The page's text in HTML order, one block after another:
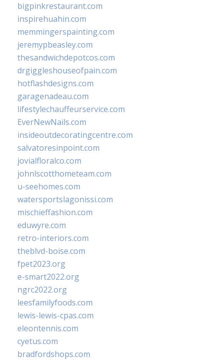
bigpinkrestaurant.com
inspirehuahin.com
memmingerspainting.com
jeremypbeasley.com
thesandwichdepotcos.com
drgiggleshouseofpain.com
hotflashdesigns.com
garagenadeau.com
lifestylechauffeurservice.com
EverNewNails.com
insideoutdecoratingcentre.com
salvatoresinpoint.com
jovialfloralco.com
johnlscotthometeam.com
u-seehomes.com
watersportslagonissi.com
mischieffashion.com
eduwyre.com
retro-interiors.com
theblvd-boise.com
fpet2023.org
e-smart2022.org
ngrc2022.org
leesfamilyfoods.com
lewis-lewis-cpas.com
eleontennis.com
cyetus.com
bradfordshops.com